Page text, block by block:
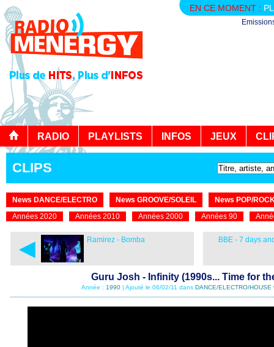
EN CE MOMENT :
RADIO PLAYLISTS INFOS JEUX
CLIPS
News DANCE/ELECTRO News GROOVE/SOLEIL
News POP/
Années 2020
Années 2010 Années 2000 Années 90
◄ Ramirez - Bomba BBE - 7 days
Guru Josh - Infinity (1990s... Time for
Année : 1990| Ajouté le 06/02/11 dans DANCE/ELECTRO/HOUSE